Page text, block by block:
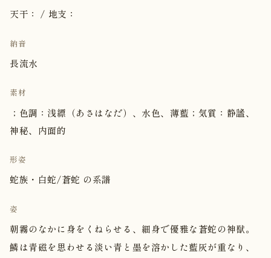
天干： / 地支：
納音
長流水
素材
；色調：浅縹（あさはなだ）、水色、薄藍；気質：静謐、
神秘、内面的
形姿
蛇族・白蛇/蒼蛇 の系譜
姿
朝霧のなかに身をくねらせる、細身で優雅な蒼蛇の神獣。
鱗は青磁を思わせる淡い青と墨を溶かした藍灰が重なり、